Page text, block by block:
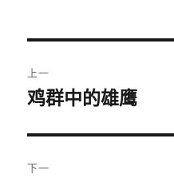
章
航
上一
上
文
章：
鸡群中的雄鹰
下一